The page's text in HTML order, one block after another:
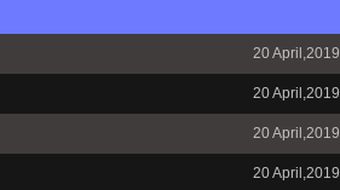
20 April,2019
20 April,2019
20 April,2019
20 April,2019